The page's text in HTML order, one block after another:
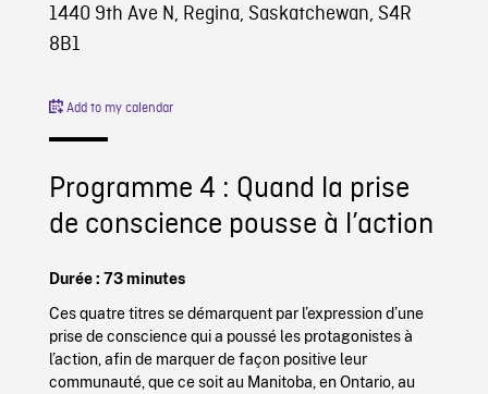
1440 9th Ave N, Regina, Saskatchewan, S4R
8B1
Add to my calendar
Programme 4 : Quand la prise
de conscience pousse à l’action
Durée : 73 minutes
Ces quatre titres se démarquent par l’expression d’une
prise de conscience qui a poussé les protagonistes à
l’action, afin de marquer de façon positive leur
communauté, que ce soit au Manitoba, en Ontario, au